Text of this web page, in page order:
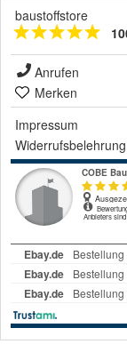
baustoffstore
Anrufen
Merken
Impressum
Widerrufsbelehrung